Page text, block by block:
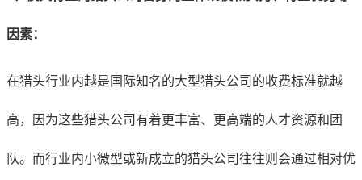
因素：
在猎头行业内越是国际知名的大型猎头公司的收费标准就越
高，因为这些猎头公司有着更丰富、更高端的人才资源和团
队。而行业内小微型或新成立的猎头公司往往则会通过相对优